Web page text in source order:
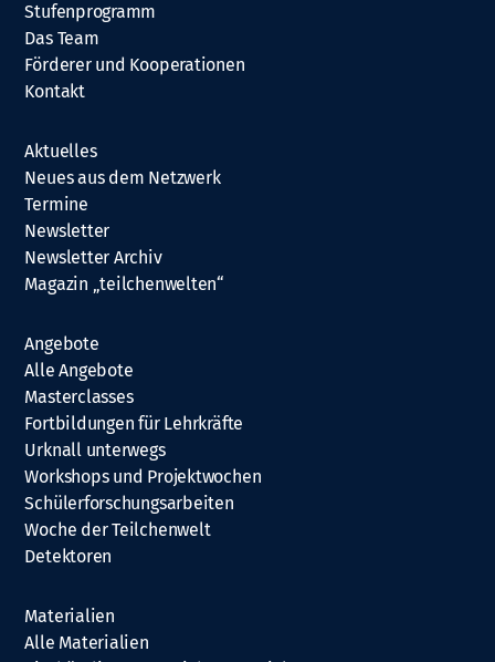
Stufenprogramm
Das Team
Förderer und Kooperationen
Kontakt
Aktuelles
Neues aus dem Netzwerk
Termine
Newsletter
Newsletter Archiv
Magazin „teilchenwelten“
Angebote
Alle Angebote
Masterclasses
Fortbildungen für Lehrkräfte
Urknall unterwegs
Workshops und Projektwochen
Schülerforschungsarbeiten
Woche der Teilchenwelt
Detektoren
Materialien
Alle Materialien